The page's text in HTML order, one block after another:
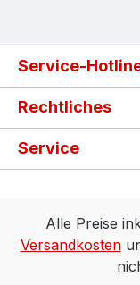
Service-
Rechtliches
Service
Alle Preise
Versandkosten